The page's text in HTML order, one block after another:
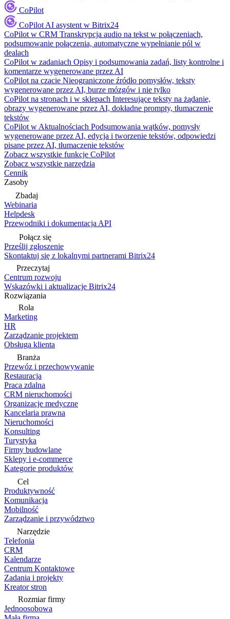
CoPilot
CoPilot AI asystent w Bitrix24
CoPilot w CRM Transkrypcja audio na tekst w połączeniach,
podsumowanie połączenia, automatyczne wypełnianie pól w
dealach
CoPilot w zadaniach Opisy i podsumowania zadań, listy kontrolne i
komentarze wygenerowane przez AI
CoPilot na czacie Nieograniczone źródło pomysłów, teksty
wygenerowane przez AI, burze mózgów i nie tylko
CoPilot na stronach i w sklepach Interesujące teksty na żądanie,
obrazy wygenerowane przez AI, dokładne prompty, tłumaczenie
tekstów
CoPilot w Aktualnościach Podsumowania wątków, pomysły
wygenerowane przez AI, edycja i tworzenie tekstów, odpowiedzi
pisane przez AI, tłumaczenie tekstów
Zobacz wszystkie funkcje CoPilot
Zobacz wszystkie narzędzia
Cennik
Zasoby
Zbadaj
Webinaria
Helpdesk
Przewodniki i dokumentacja API
Połącz się
Prześlij zgłoszenie
Skontaktuj się z lokalnymi partnerami Bitrix24
Przeczytaj
Centrum rozwoju
Wskazówki i aktualizacje Bitrix24
Rozwiązania
Rola
Marketing
HR
Zarządzanie projektem
Obsługa klienta
Branża
Przewóz i przechowywanie
Restauracja
Praca zdalna
CRM nieruchomości
Organizacje medyczne
Kancelaria prawna
Nieruchomości
Konsulting
Turystyka
Firmy budowlane
Sklepy i e-commerce
Kategorie produktów
Cel
Produktywność
Komunikacja
Mobilność
Zarządzanie i przywództwo
Narzędzie
Telefonia
CRM
Kalendarze
Centrum Kontaktowe
Zadania i projekty
Kreator stron
Rozmiar firmy
Jednoosobowa